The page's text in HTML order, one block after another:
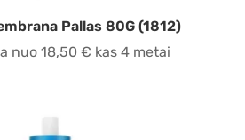
Pallas 80G (1812)
nuo18,50€ kas 4 metai